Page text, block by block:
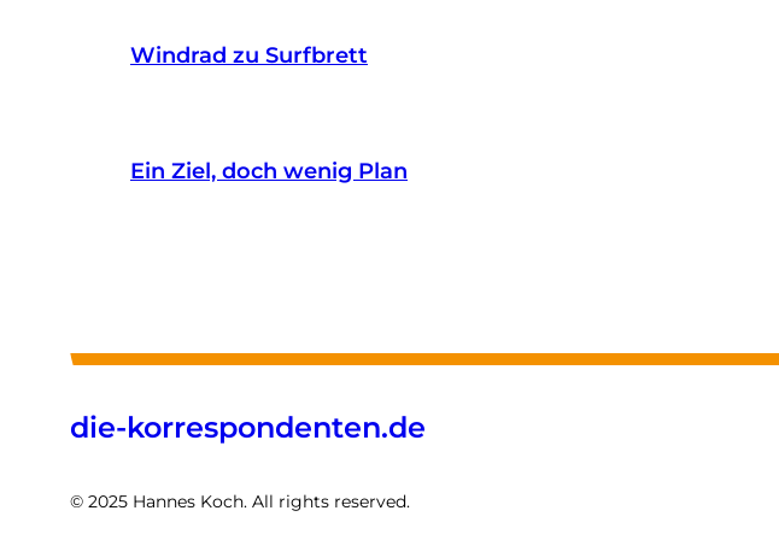
Windrad zu Surfbrett
Ein Ziel, doch wenig Plan
die-korrespondenten.de
© 2025 Hannes Koch. All rights reserved.